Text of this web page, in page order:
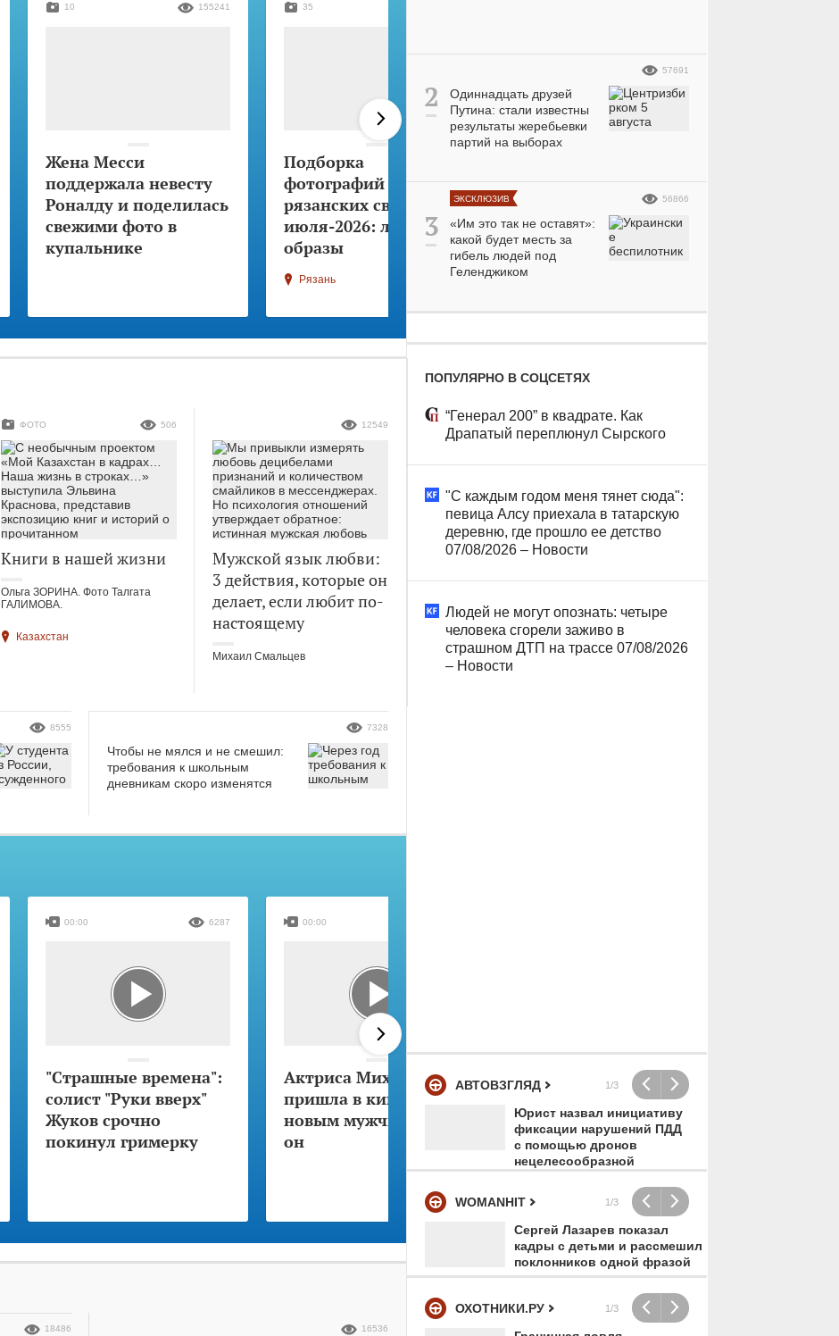
Жена Месси
поддержала невесту
Роналду и поделилась
свежими фото в
купальнике
10 155241
Подборка
фотографий
рязанских свадеб
июля-2026: лучшие
образы
35
Рязань
устала от внимания и
пригрозила судом:
фото решительной
красотки
Книги в нашей жизни
ФОТО 506
Ольга ЗОРИНА. Фото Талгата
ГАЛИМОВА.
Казахстан
Мужской язык любви:
3 действия, которые он
делает, если любит по-
настоящему
12549
Михаил Смальцев
8555
Чтобы не мялся и не смешил:
требования к школьным
дневникам скоро изменятся
7328
"Страшные времена":
солист "Руки вверх"
Жуков срочно
покинул гримерку
00:00 6287
Актриса Михалкова
пришла в кино с
новым мужчиной: кто
он
00:00
«Я счастлива, что у
меня есть мои дети»:
солистка «Фабрики»
Валерия Девятова
впервые вывела в
свет всех троих детей
18486 16536
Одиннадцать друзей
Путина: стали известны
результаты жеребьевки
партий на выборах
57691
«Им это так не оставят»:
какой будет месть за
гибель людей под
Геленджиком
ЭКСКЛЮЗИВ 56866
ПОПУЛЯРНО В СОЦСЕТЯХ
“Генерал 200” в квадрате. Как
Драпатый переплюнул Сырского
"С каждым годом меня тянет сюда":
певица Алсу приехала в татарскую
деревню, где прошло ее детство
07/08/2026 – Новости
Людей не могут опознать: четыре
человека сгорели заживо в
страшном ДТП на трассе 07/08/2026
– Новости
АВТОВЗГЛЯД 1/3
Юрист назвал инициативу
фиксации нарушений ПДД
с помощью дронов
нецелесообразной
WOMANHIT 1/3
Сергей Лазарев показал
кадры с детьми и рассмешил
поклонников одной фразой
ОХОТНИКИ.РУ 1/3